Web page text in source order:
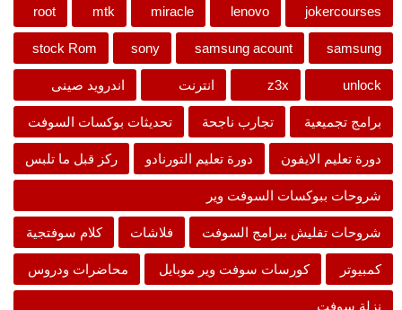
jokercourses
lenovo
miracle
mtk
root
samsung
samsung acount
sony
stock Rom
unlock
z3x انترنت اندرويد صينى
برامج تجميعية تجارب ناجحة تحديثات بوكسات السوفت
دورة تعليم الايفون دورة تعليم التورنادو ركز قبل ما تلبس
شروحات ببوكسات السوفت وير
شروحات تفليش ببرامج السوفت فلاشات كلام سوفتجية
كمبيوتر كورسات سوفت وير موبايل محاضرات ودروس
نزلة سوفت